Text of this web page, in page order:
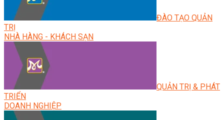
ĐÀO TẠO QUẢN
TRỊ
NHÀ HÀNG - KHÁCH SẠN
QUẢN TRỊ & PHÁT
TRIỂN
DOANH NGHIỆP